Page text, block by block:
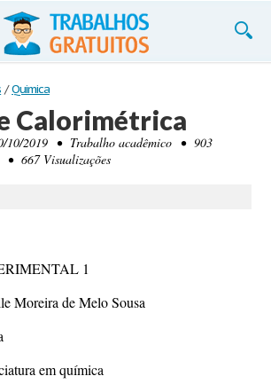
/ Quimica
Calorimétrica
2019 • Trabalho acadêmico • 903
• 667 Visualizações
1
Moreira de Melo Sousa
em química